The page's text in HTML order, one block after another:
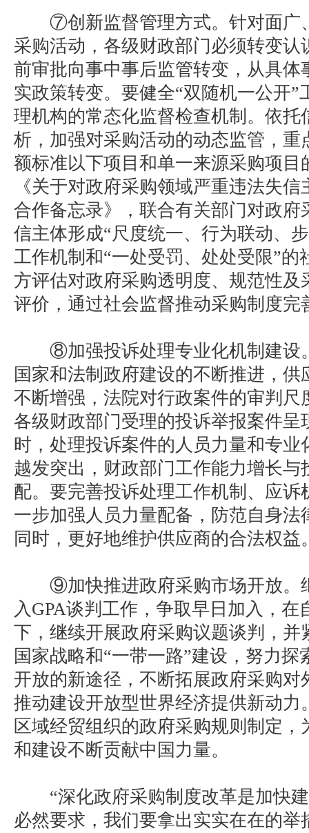
⑦创新监督管理方式。针对面广
采购活动，各级财政部门必须转变认
前审批向事中事后监管转变，从具体
实政策转变。要健全“双随机一公开”
理机构的常态化监督检查机制。依托
析，加强对采购活动的动态监管，重
额标准以下项目和单一来源采购项目
《关于对政府采购领域严重违法失
合作备忘录》，联合有关部门对政府
信主体形成“尺度统一、行为联动、
工作机制和“一处受罚、处处受限”的
方评估对政府采购透明度、规范性及
评价，通过社会监督推动采购制度完
⑧加强投诉处理专业化机制建设
国家和法制政府建设的不断推进，
不断增强，法院对行政案件的审判尺
各级财政部门受理的投诉举报案件呈
时，处理投诉案件的人员力量和专业
越发突出，财政部门工作能力增长与
配。要完善投诉处理工作机制、应诉
一步加强人员力量配备，防范自身法
同时，更好地维护供应商的合法权益
⑨加快推进政府采购市场开放。
入GPA谈判工作，争取早日加入，在
下，继续开展政府采购议题谈判，并
国家战略和“一带一路”建设，努力探
开放的新途径，不断拓展政府采购对
推动建设开放型世界经济提供新动力
区域经贸组织的政府采购规则制定
和建设不断贡献中国力量。
“深化政府采购制度改革是加快建
必然要求，我们要拿出实实在在的举